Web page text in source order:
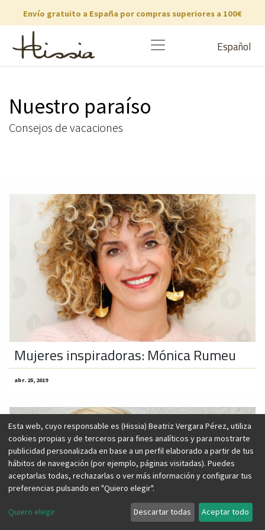
Envío gratuito a España por compras superiores a 100€
Español
Nuestro paraíso
Consejos de vacaciones
Mujeres inspiradoras: Mónica Rumeu
abr. 25, 2019
Esta web, cuyo responsable es (Hissia) Beatriz Vergara Pérez, utiliza
cookies propias y de terceros para fines analíticos y para mostrarte
publicidad personalizada en base a un perfil elaborado a partir de tus
hábitos de navegación (por ejemplo, páginas visitadas). Puedes
aceptarlas todas, rechazarlas o ver más información y configurar tus
preferencias pulsando en "Quiero elegir".
Quiero elegir Descartar todas Aceptar todo